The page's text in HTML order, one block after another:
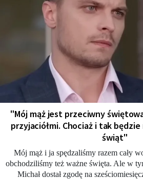
"Mój mąż jest przeciwny
przyjaciółmi. Chociaż i tak
świąt"
Mój mąż i ja spędzaliśmy razem cały
obchodziliśmy też ważne święta. Ale w
Michał dostał zgodę na